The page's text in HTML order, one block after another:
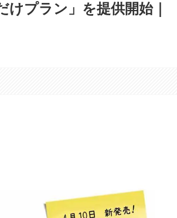
プラン」を提供開始｜